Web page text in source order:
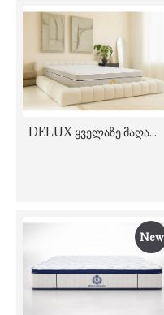
DELUX ყველაზე მაღალი Pillow-Top მატრასი
New